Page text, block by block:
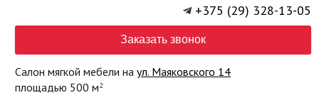
+375 (29) 328-13-05
Заказать звонок
Салон мягкой мебели наул. Маяковского 14
площадью 500 м2